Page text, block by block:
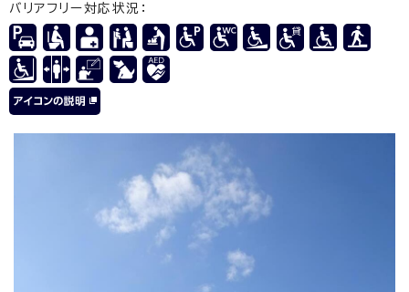
バリアフリー対応状況：